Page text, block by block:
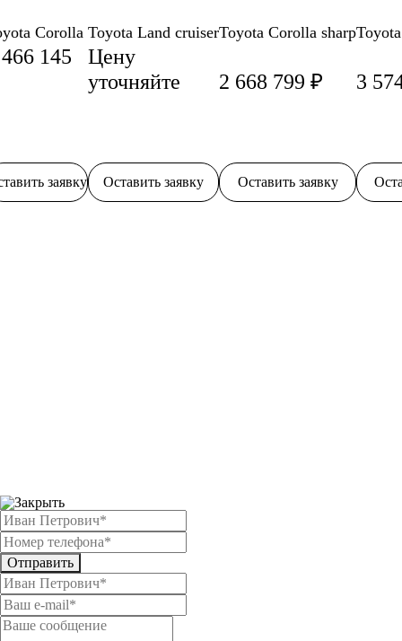
Corolla
145
заявку
Toyota Land cruiser
Цену
уточняйте
Оставить заявку
Toyota Corolla sharp
2 668 799 ₽
Оставить заявку
3
Отправить